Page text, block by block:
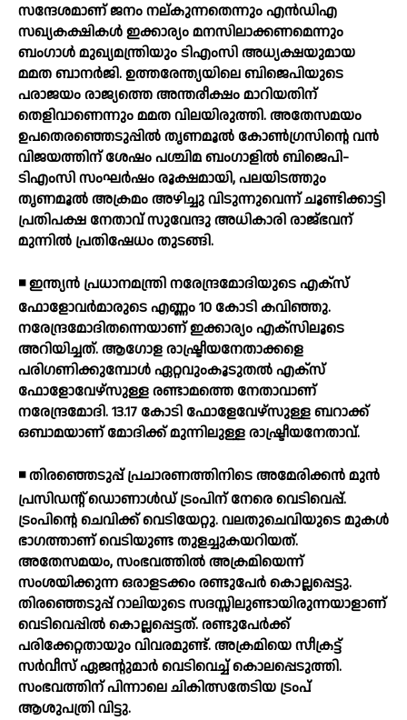
സന്ദേശമാണ് ജനം നല്കുന്നതെന്നും എന്‍ഡിഎ
സഖ്യകക്ഷികള്‍ ഇക്കാര്യം മനസിലാക്കണമെന്നും
ബംഗാള്‍ മുഖ്യമന്ത്രിയും ടിഎംസി അധ്യക്ഷയുമായ
മമത ബാനര്‍ജി. ഉത്തരേന്ത്യയിലെ ബിജെപിയുടെ
പരാജയം രാജ്യത്തെ അന്തരീക്ഷം മാറിയതിന്
തെളിവാണെന്നും മമത വിലയിരുത്തി. അതേസമയം
ഉപതെരഞ്ഞെടുപ്പില്‍ തൃണമൂല്‍ കോണ്‍ഗ്രസിന്റെ വന്‍
വിജയത്തിന് ശേഷം പശ്ചിമ ബംഗാളില്‍ ബിജെപി-
ടിഎംസി സംഘര്‍ഷം രൂക്ഷമായി, പലയിടത്തും
തൃണമൂല്‍ അക്രമം അഴിച്ചു വിടുന്നുവെന്ന് ചൂണ്ടിക്കാട്ടി
പ്രതിപക്ഷ നേതാവ് സുവേന്ദു അധികാരി രാജ്ഭവന്
മുന്നില്‍ പ്രതിഷേധം തുടങ്ങി.
◾ ഇന്ത്യന്‍ പ്രധാനമന്ത്രി നരേന്ദ്രമോദിയുടെ എക്‌സ്
ഫോളോവര്‍മാരുടെ എണ്ണം 10 കോടി കവിഞ്ഞു.
നരേന്ദ്രമോദിതന്നെയാണ് ഇക്കാര്യം എക്സിലൂടെ
അറിയിച്ചത്. ആഗോള രാഷ്ട്രീയനേതാക്കളെ
പരിഗണിക്കുമ്പോള്‍ ഏറ്റവുംകൂടുതല്‍ എക്‌സ്
ഫോളോവേഴ്‌സുള്ള രണ്ടാമത്തെ നേതാവാണ്
നരേന്ദ്രമോദി. 13.17 കോടി ഫോളേവേഴ്സുള്ള ബറാക്ക്
ഒബാമയാണ് മോദിക്ക് മുന്നിലുള്ള രാഷ്ട്രീയനേതാവ്.
◾ തിരഞ്ഞെടുപ്പ് പ്രചാരണത്തിനിടെ അമേരിക്കന്‍ മുന്‍
പ്രസിഡന്റ് ഡൊണാള്‍ഡ് ട്രംപിന് നേരെ വെടിവെപ്പ്.
ട്രംപിന്റെ ചെവിക്ക് വെടിയേറ്റു. വലതുചെവിയുടെ മുകള്‍
ഭാഗത്താണ് വെടിയുണ്ട തുളച്ചുകയറിയത്.
അതേസമയം, സംഭവത്തില്‍ അക്രമിയെന്ന്
സംശയിക്കുന്ന ഒരാളടക്കം രണ്ടുപേര്‍ കൊല്ലപ്പെട്ടു.
തിരഞ്ഞെടുപ്പ് റാലിയുടെ സദസ്സിലുണ്ടായിരുന്നയാളാണ്
വെടിവെപ്പില്‍ കൊല്ലപ്പെട്ടത്. രണ്ടുപേര്‍ക്ക്
പരിക്കേറ്റതായും വിവരമുണ്ട്. അക്രമിയെ സീക്രട്ട്
സര്‍വീസ് ഏജന്റുമാര്‍ വെടിവെച്ച് കൊലപ്പെടുത്തി.
സംഭവത്തിന് പിന്നാലെ ചികിത്സതേടിയ ട്രംപ്
ആശുപത്രി വിട്ടു.